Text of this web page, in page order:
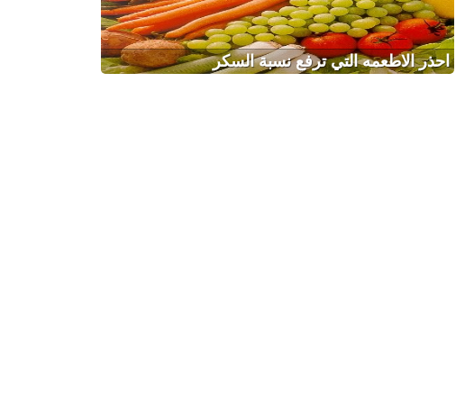
احذر الاطعمه التي ترفع نسبة السكر